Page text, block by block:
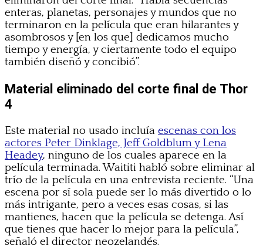
enteras, planetas, personajes y mundos que no
terminaron en la película que eran hilarantes y
asombrosos y [en los que] dedicamos mucho
tiempo y energía, y ciertamente todo el equipo
también diseñó y concibió”.
Material eliminado del corte final de Thor
4
Este material no usado incluía escenas con los
actores Peter Dinklage, Jeff Goldblum y Lena
Headey, ninguno de los cuales aparece en la
película terminada. Waititi habló sobre eliminar al
trío de la película en una entrevista reciente. “Una
escena por sí sola puede ser lo más divertido o lo
más intrigante, pero a veces esas cosas, si las
mantienes, hacen que la película se detenga. Así
que tienes que hacer lo mejor para la película”,
señaló el director neozelandés.